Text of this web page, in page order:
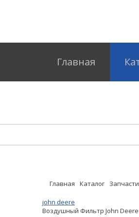
Главная
Главная Каталог
john deere
Воздушный Фильтр John Deere